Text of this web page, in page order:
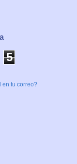
6
en tu correo?